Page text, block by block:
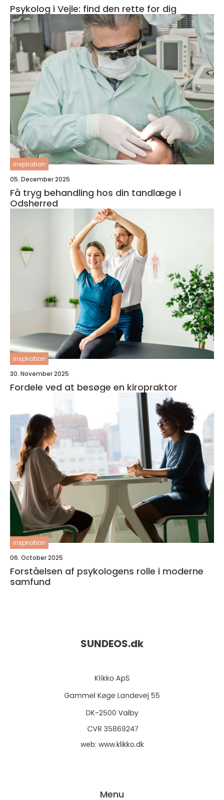
Psykolog i Vejle: find den rette for dig
inspiration
05. December 2025
Få tryg behandling hos din tandlæge i
Odsherred
inspiration
30. November 2025
Fordele ved at besøge en kiropraktor
inspiration
06. October 2025
Forståelsen af psykologens rolle i moderne
samfund
SUNDEOS.dk
web: www.klikko.dk
Menu